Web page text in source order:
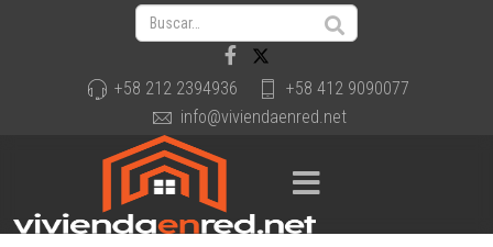
+58 212 2394936
+58 412 9090077
info@viviendaenred.net